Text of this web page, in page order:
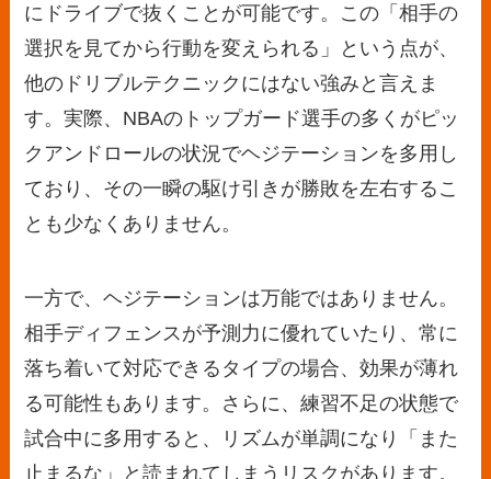
にドライブで抜くことが可能です。この「相手の
選択を見てから行動を変えられる」という点が、
他のドリブルテクニックにはない強みと言えま
す。実際、NBAのトップガード選手の多くがピッ
クアンドロールの状況でヘジテーションを多用し
ており、その一瞬の駆け引きが勝敗を左右するこ
とも少なくありません。
一方で、ヘジテーションは万能ではありません。
相手ディフェンスが予測力に優れていたり、常に
落ち着いて対応できるタイプの場合、効果が薄れ
る可能性もあります。さらに、練習不足の状態で
試合中に多用すると、リズムが単調になり「また
止まるな」と読まれてしまうリスクがあります。